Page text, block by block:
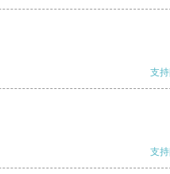
支持
支持